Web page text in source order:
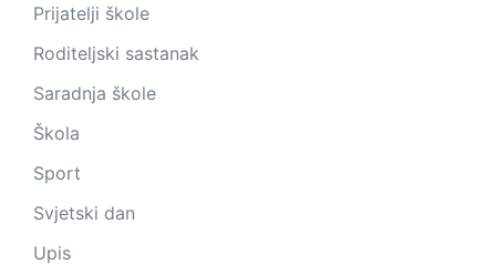
Prijatelji škole
Roditeljski sastanak
Saradnja škole
Škola
Sport
Svjetski dan
Upis